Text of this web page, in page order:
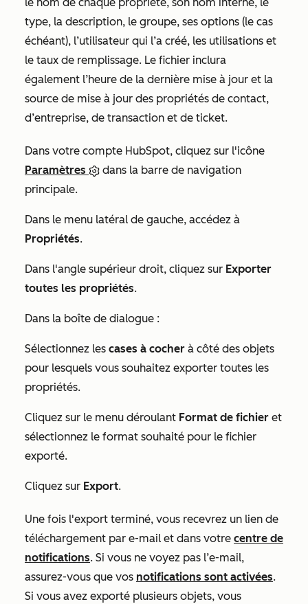
le nom de chaque propriété, son nom interne, le
type, la description, le groupe, ses options (le cas
échéant), l’utilisateur qui l’a créé, les utilisations et
le taux de remplissage. Le fichier inclura
également l’heure de la dernière mise à jour et la
source de mise à jour des propriétés de contact,
d’entreprise, de transaction et de ticket.
Dans votre compte HubSpot, cliquez sur l'icône
Paramètres
dans la barre de navigation
principale.
Dans le menu latéral de gauche, accédez à
Propriétés.
Dans l'angle supérieur droit, cliquez sur Exporter
toutes les propriétés.
Dans la boîte de dialogue :
Sélectionnez les cases à cocher à côté des objets
pour lesquels vous souhaitez exporter toutes les
propriétés.
Cliquez sur le menu déroulant Format de fichier et
sélectionnez le format souhaité pour le fichier
exporté.
Cliquez sur Export.
Une fois l'export terminé, vous recevrez un lien de
téléchargement par e-mail et dans votre centre de
notifications. Si vous ne voyez pas l’e-mail,
assurez-vous que vos notifications sont activées.
Si vous avez exporté plusieurs objets, vous